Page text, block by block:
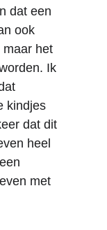
dat een
ook
maar het
Ik
kindjes
dat dit
heel
met